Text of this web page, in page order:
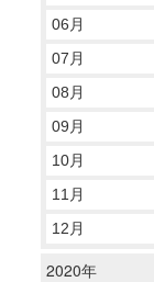
06月
07月
08月
09月
10月
11月
12月
2020年